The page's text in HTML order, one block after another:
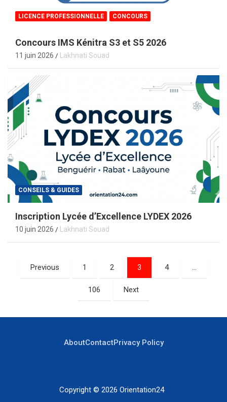
LICENCE PROFESSIONNELLE CONCOURS
Concours IMS Kénitra S3 et S5 2026
11 juin 2026 Lakhnati Souad
CONSEILS & GUIDES
Inscription Lycée d’Excellence LYDEX 2026
10 juin 2026 Lakhnati Souad
Pagination
des
Previous 1 2 3 4 …
106 Next
AboutContactPrivacy Policy
Copyright © 2026 Orientation24